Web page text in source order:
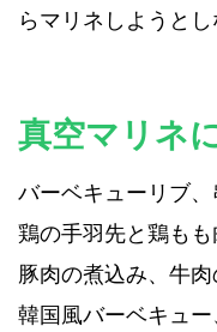
らマリネしようとし
真空マリネ
バーベキューリブ
鶏の手羽先と鶏も
豚肉の煮込み、牛
韓国風バーベキュ